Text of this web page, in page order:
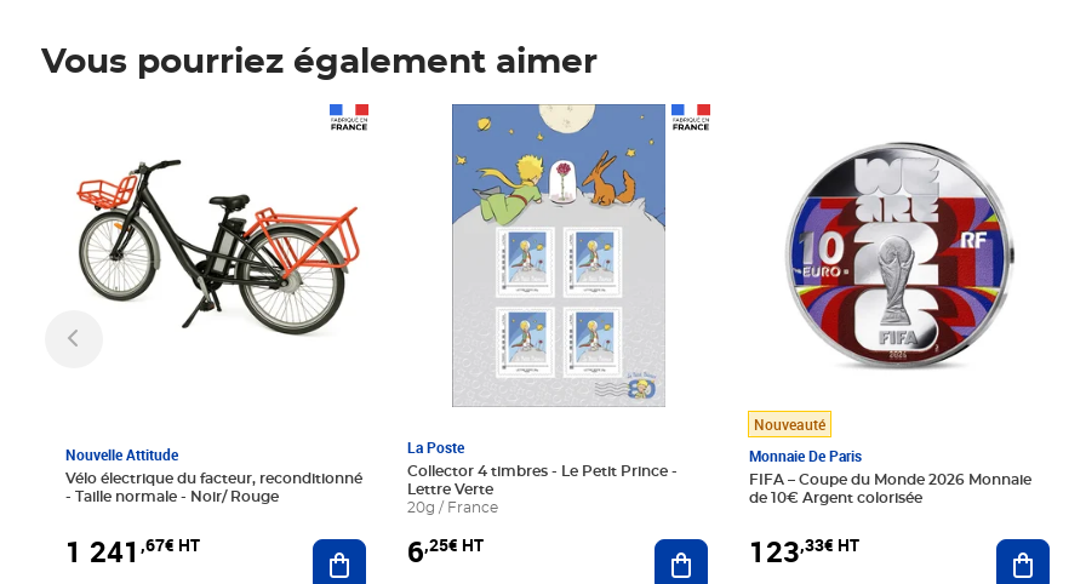
Vous pourriez également aimer
Nouvelle Attitude
Vélo électrique du facteur, reconditionné
- Taille normale - Noir/ Rouge
1 241 ,67€ HT Ajouter au panier
La Poste
Collector 4 timbres - Le Petit Prince -
Lettre Verte
20g / France
6,25€ HT
Prix 6,25€ HT
Ajouter au panier
Nouveauté
Monnaie De Paris
FIFA – Coupe du Monde 2026 Monnaie
de 10€ Argent colorisée
123,33€ HT